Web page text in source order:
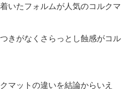
いたフォルムが人気のコルクマ
きがなくさらっとし蝕感がコル
マットの違いを結論からいえ